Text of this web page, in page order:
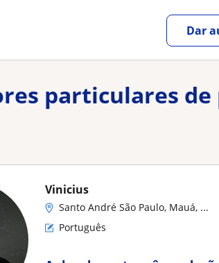
Dar
particulares de
Vinicius
Santo André São Paulo, Mauá, ...
Português